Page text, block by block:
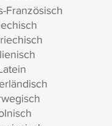
Französisch